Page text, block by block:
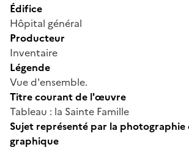
Édifice
Hôpital général
Producteur
Inventaire
Légende
Vue d'ensemble.
Titre courant de l'œuvre
Tableau : la Sainte Famille
Sujet représenté par la
graphique